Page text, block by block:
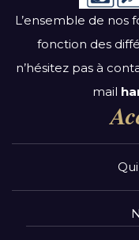
L’ensemble de nos
fonction des
n’hésitez pas à
mail